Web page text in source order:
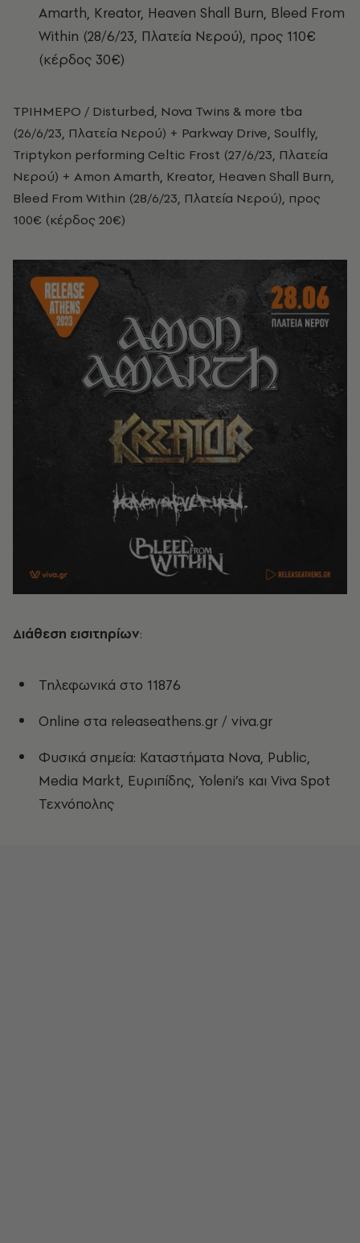
Amarth, Kreator, Heaven Shall Burn, Bleed From
Within (28/6/23, Πλατεία Νερού), προς 110€
(κέρδος 30€)
ΤΡΙΗΜΕΡΟ / Disturbed, Nova Twins & more tba
(26/6/23, Πλατεία Νερού) + Parkway Drive, Soulfly,
Triptykon performing Celtic Frost (27/6/23, Πλατεία
Νερού) + Amon Amarth, Kreator, Heaven Shall Burn,
Bleed From Within (28/6/23, Πλατεία Νερού), προς
100€ (κέρδος 20€)
Διάθεση εισιτηρίων:
Τηλεφωνικά στο 11876
Online στα releaseathens.gr / viva.gr
Φυσικά σημεία: Καταστήματα Nova, Public,
Media Markt, Ευριπίδης, Yoleni’s και Viva Spot
Τεχνόπολης